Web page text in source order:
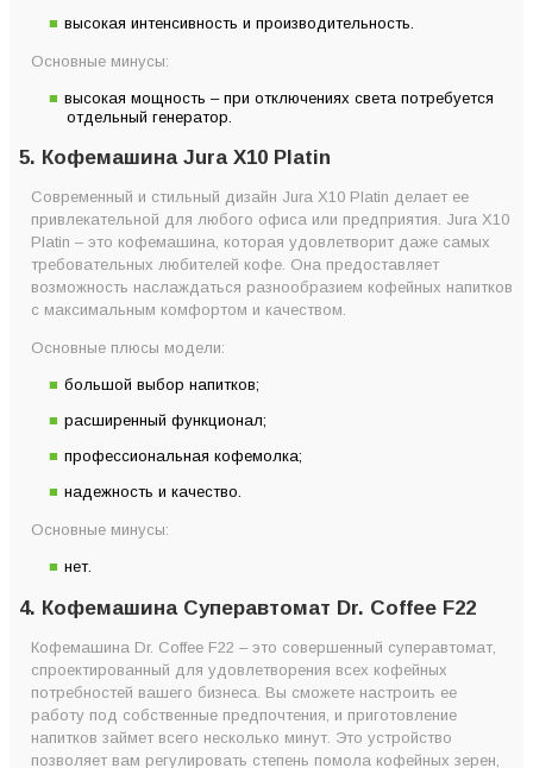
высокая интенсивность и производительность.
Основные минусы:
высокая мощность – при отключениях света потребуется
отдельный генератор.
5. Кофемашина Jura X10 Platin
Современный и стильный дизайн Jura X10 Platin делает ее
привлекательной для любого офиса или предприятия. Jura X10
Platin – это кофемашина, которая удовлетворит даже самых
требовательных любителей кофе. Она предоставляет
возможность наслаждаться разнообразием кофейных напитков
с максимальным комфортом и качеством.
Основные плюсы модели:
большой выбор напитков;
расширенный функционал;
профессиональная кофемолка;
надежность и качество.
Основные минусы:
нет.
4. Кофемашина Суперавтомат Dr. Coffee F22
Кофемашина Dr. Coffee F22 – это совершенный суперавтомат,
спроектированный для удовлетворения всех кофейных
потребностей вашего бизнеса. Вы сможете настроить ее
работу под собственные предпочтения, и приготовление
напитков займет всего несколько минут. Это устройство
позволяет вам регулировать степень помола кофейных зерен,